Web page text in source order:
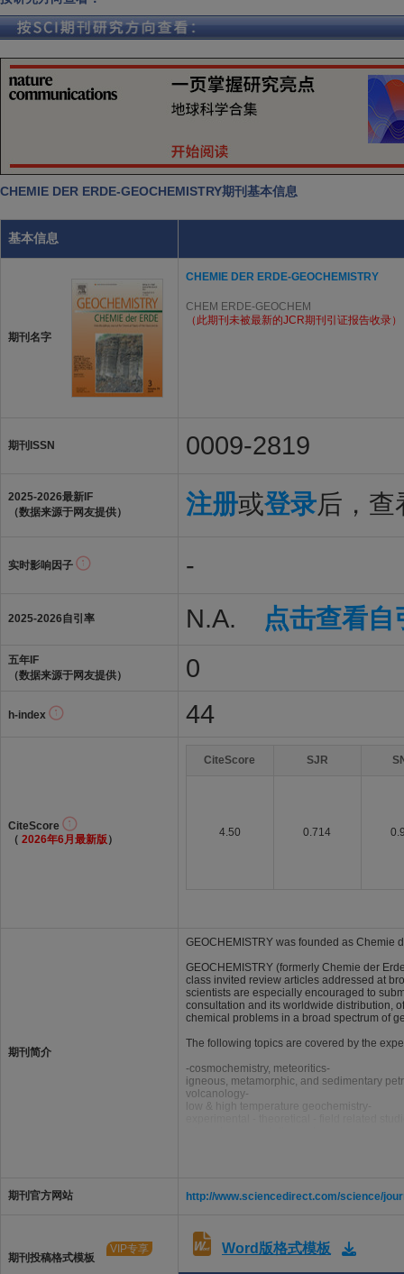
CHEMIE DER ERDE-GEOCHEMISTRY期刊基本信息
基本信息
期刊名字
CHEMIE DER ERDE-GEOCHEMISTRY
CHEM ERDE-GEOCHEM
（此期刊未被最新的JCR期刊引证报告收录）
期刊ISSN 0009-2819
2025-2026最新IF
（数据来源于网友提供）
注册或登录后，查
实时影响因子 -
2025-2026自引率 N.A. 点击查看
五年IF
（数据来源于网友提供）
0
h-index 44
CiteScore
（ 2026年6月最新版 ）
CiteScore SJR
4.50 0.714
期刊简介
GEOCHEMISTRY was founded as Chemie
GEOCHEMISTRY (formerly Chemie der
class invited review articles addressed at
scientists are especially encouraged to
consultation and its worldwide distribution,
chemical problems in a broad spectrum of
The following topics are covered by the
-cosmochemistry, meteoritics-
igneous, metamorphic, and sedimentary
volcanology-
low & high temperature geochemistry-
期刊官方网站 http://www.sciencedirect.com/science/
期刊投稿格式模板
VIP专享 Word版格式模板